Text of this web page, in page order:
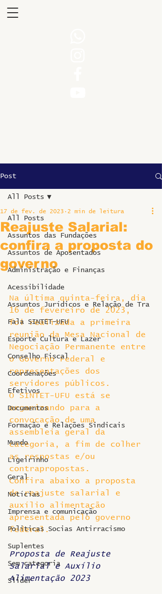
Post
All Posts
Assuntos das Fundações
Assuntos de Aposentados
Administração e Finanças
Acessibilidade
Assuntos Jurídicos e Relação de Tra
Fala SINTET-UFU
Esporte Cultura e Lazer
Conselho Fiscal
Coordenações
Efetivos
Documentos
Formação e Relações Sindicais
Mundo
Ligeirinho
Geral
Notícias
Imprensa e comunicação
Politicas Socias Antirracismo
Suplentes
Sem categoria
Slider
All Posts
Reajuste Salarial:
confira a proposta do
governo
17 de fev. de 2023 2 min de leitura
Na última quinta-feira, dia
16 de fevereiro de 2023,
foi realizada a primeira
reunião da Mesa Nacional de
Negociação Permanente entre
o Governo Federal e
representações dos
servidores públicos.
O SINTET-UFU está se
organizando para a
convocação de uma
assembleia geral da
categoria, a fim de colher
as respostas e/ou
contrapropostas.
Confira abaixo a proposta
de reajuste salarial e
auxílio alimentação
apresentada pelo governo
federal.
Proposta de Reajuste
Salarial e Auxílio
Alimentação 2023